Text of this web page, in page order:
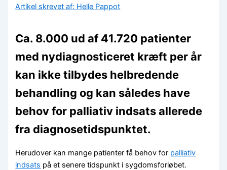
Artikel skrevet af: Helle Pappot
Ca. 8.000 ud af 41.720 patienter
med nydiagnosticeret kræft per år
kan ikke tilbydes helbredende
behandling og kan således have
behov for palliativ indsats allerede
fra diagnosetidspunktet.
Herudover kan mange patienter få behov for palliativ
indsats på et senere tidspunkt i sygdomsforløbet.